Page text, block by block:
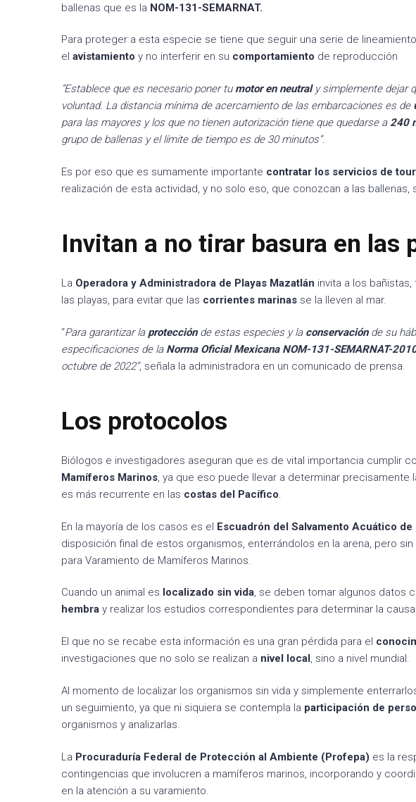
ballenas que es la NOM-131-SEMARNAT.
Para proteger a esta especie se tiene que seguir una serie de
el avistamiento y no interferir en su comportamiento de reproducción
“Establece que es necesario poner tu motor en neutraly simplemente dejar
voluntad. La distancia mínima de acercamiento de las embarcaciones es de
para las mayores y los que no tienen autorización tiene que quedarse a240
grupo de ballenas y el límite de tiempo es de 30 minutos”.
Es por eso que es sumamente importante contratar los servicios de
realización de esta actividad, y no solo eso, que conozcan a las ballenas,
Invitan a no tirar basura en las
La Operadora y Administradora de Playas Mazatlán invita a los
las playas, para evitar que las corrientes marinas se la lleven al mar.
“Para garantizar la protección de estas especies y la conservación de su
especificaciones de la Norma Oficial Mexicana NOM-131-SEMARNAT-
octubre de 2022”, señala la administradora en un comunicado de prensa.
Los protocolos
Biólogos e investigadores aseguran que es de vital importancia cumplir
Mamíferos Marinos, ya que eso puede llevar a determinar
es más recurrente en las costas del Pacífico.
En la mayoría de los casos es el Escuadrón del Salvamento Acuático
disposición final de estos organismos, enterrándolos en la arena, pero
para Varamiento de Mamíferos Marinos.
Cuando un animal es localizado sin vida, se deben tomar algunos datos
hembra y realizar los estudios correspondientes para determinar la
El que no se recabe esta información es una gran pérdida para el
investigaciones que no solo se realizan a nivel local, sino a nivel mundial.
Al momento de localizar los organismos sin vida y simplemente
un seguimiento, ya que ni siquiera se contempla la participación de
organismos y analizarlas.
La Procuraduría Federal de Protección al Ambiente (Profepa) es la
contingencias que involucren a mamíferos marinos, incorporando y
en la atención a su varamiento.